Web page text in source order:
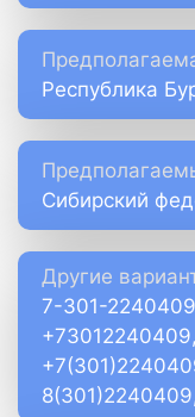
Республика
Сибирский
Другие
7-301-